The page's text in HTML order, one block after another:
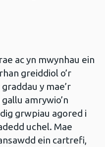
ac yn mwynhau ein
greiddiol o’r
y mae’r
amrywio’n
grwpiau agored i
uchel. Mae
ein cartrefi,